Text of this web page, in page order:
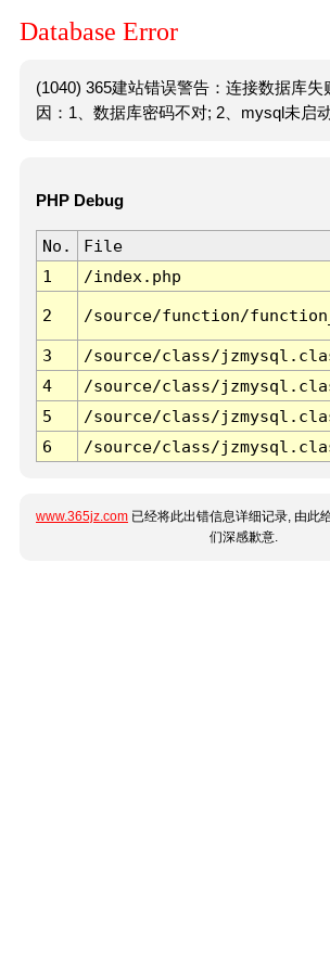
Database Error
(1040) 365建站错误警告：连接数据库失
因：1、数据库密码不对; 2、mysql未启动
PHP Debug
No. File
1
/index.php
2 /source/function/
3 /source/class/
4
/source/class/
5
/source/class/
6
/source/class/
www.365jz.com 已经将此出错信息详细记录, 由此
们深感歉意.